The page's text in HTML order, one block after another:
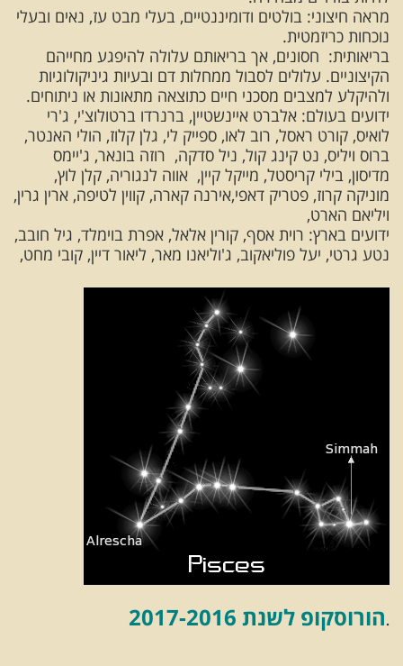
מראה חיצוני: בולטים ודומיננטיים, בעלי מבט עז, נאים ובעלי
נוכחות כריזמטית.
בריאותית: חסונים, אך בריאותם עלולה להיפגע מחייהם
הקיצוניים. עלולים לסבול ממחלות דם ובעיות גיניקולוגיות
ולהיקלע למצבים מסכני חיים כתוצאה מתאונות או ניתוחים.
ידועים בעולם: אלברט איינשטיין, ברנרדו ברטולוצ'י, ג'רי
לואיס, קורט ראסל, רוב לאו, ספייק לי, גלן קלוז, הולי האנטר,
ברוס ויליס, נט קינג קול, ניל סדקה, רוזה בונאר, ג'יימס
מדיסון, בילי קריסטל, מייקל קיין, אווה לנגוריה, קלן לוץ,
מוניקה קרוז, פטריק דאפי,אירנה קארה, קווין לטיפה, ארין גרין,
ויליאם הארט,
ידועים בארץ: רוית אסף, קורין אלאל, אפרת בוימלד, גיל חובב,
נטע גרטי, יעל פוליאקוב, ג'וליאנו מאר, ליאור דיין, קובי מחט,
.הורוסקופ לשנת 2017-2016